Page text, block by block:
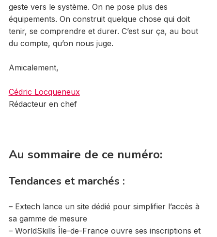
geste vers le système. On ne pose plus des
équipements. On construit quelque chose qui doit
tenir, se comprendre et durer. C’est sur ça, au bout
du compte, qu’on nous juge.
Amicalement,
Cédric Locqueneux
Rédacteur en chef
Au sommaire de ce numéro:
Tendances et marchés :
– Extech lance un site dédié pour simplifier l’accès à
sa gamme de mesure
– WorldSkills Île-de-France ouvre ses inscriptions et